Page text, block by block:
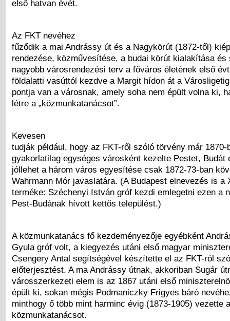
első hatvan évét.
Az FKT nevéhez
fűződik a mai Andrássy út és a Nagykörút (1872-től)
rendezése, közművesítése, a budai körút kialakítása és
nagyobb városrendezési terv a főváros életének első
földalatti vasúttól kezdve a Margit hídon át a
pontja van a városnak, amely soha nem épült volna ki,
létre a „közmunkatanácsot”.
Kevesen
tudják például, hogy az FKT-ről szóló törvény már 1870-
gyakorlatilag egységes városként kezelte Pestet, Budát
jóllehet a három város egyesítése csak 1872-73-ban
Wahrmann Mór javaslatára. (A Budapest elnevezés is a
terméke: Széchenyi István gróf kezdi emlegetni ezen a
Pest-Budának hívott kettős települést.)
A közmunkatanács fő kezdeményezője egyébként
Gyula gróf volt, a kiegyezés utáni első magyar
Csengery Antal segítségével készítette el az FKT-ról
előterjesztést. A ma Andrássy útnak, akkoriban Sugár
városszerkezeti elem is az 1867 utáni első
épült ki, sokan mégis Podmaniczky Frigyes báró
minthogy ő több mint harminc évig (1873-1905) vezette
közmunkatanácsot.